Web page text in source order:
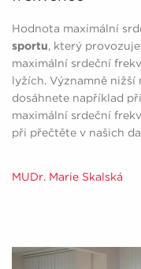
Hodnota maximální
sportu, který
maximální srdeční
lyžích. Významně
dosáhnete například
maximální srdeční
při přečtěte v našich
MUDr. Marie Skalská